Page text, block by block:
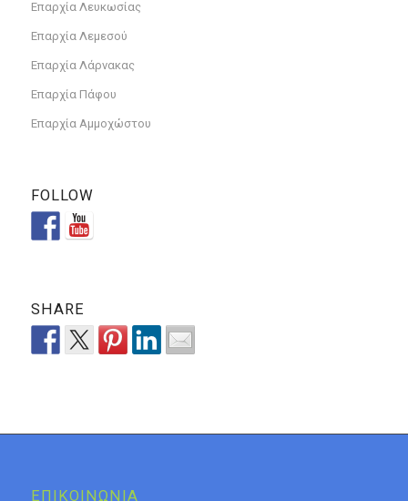
Επαρχία Λευκωσίας
Επαρχία Λεμεσού
Επαρχία Λάρνακας
Επαρχία Πάφου
Επαρχία Αμμοχώστου
FOLLOW
SHARE
ΕΠΙΚΟΙΝΩΝΙΑ